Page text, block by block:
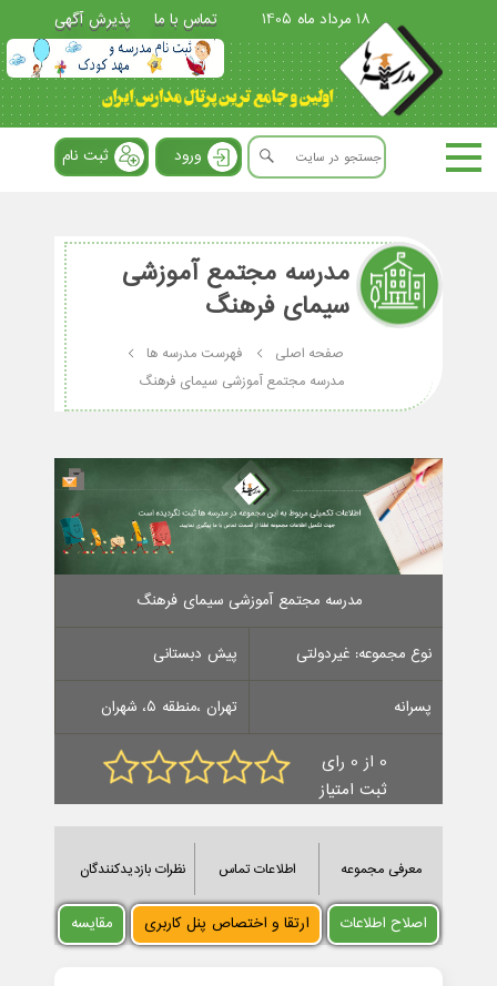
18 مرداد ماه 1405 تماس با ما پذیرش آگهی
ورود ثبت نام
مدرسه مجتمع آموزشی
سیمای فرهنگ
صفحه اصلی
فهرست مدرسه ها
مدرسه مجتمع آموزشی سیمای فرهنگ
مدرسه مجتمع آموزشی سیمای فرهنگ
نوع مجموعه: غیردولتی پیش دبستانی
پسرانه تهران ،منطقه 5، شهران
0 از 0 رای
ثبت امتیاز
معرفی مجموعه اطلاعات تماس نظرات بازدیدکنندگان
اصلاح اطلاعات ارتقا و اختصاص پنل کاربری مقایسه